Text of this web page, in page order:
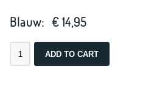
Blauw: € 14,95